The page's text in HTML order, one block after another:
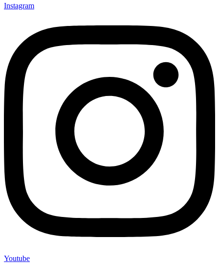
Instagram
Youtube